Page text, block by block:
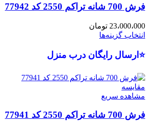
فرش 700 شانه تراکم 2550 کد 77942
23،000،000 تومان
انتخاب گزینه‌ها
⭐ارسال رایگان درب منزل
مقایسه
مشاهده سریع
فرش 700 شانه تراکم 2550 کد 77941